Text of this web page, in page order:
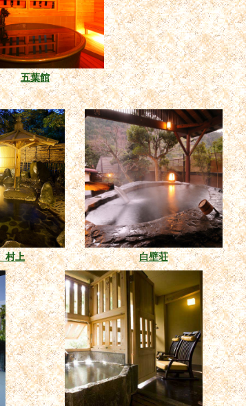
五葉館
村上 白壁荘